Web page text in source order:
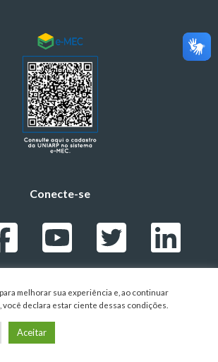
Conecte-se
TERMOS DE USO
melhorar sua experiência e, ao continuar
declara estar ciente dessas condições.
Aceitar